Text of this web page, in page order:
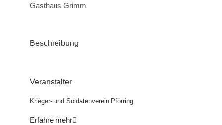
Gasthaus Grimm
Beschreibung
Veranstalter
Krieger- und Soldatenverein Pförring
Erfahre mehr